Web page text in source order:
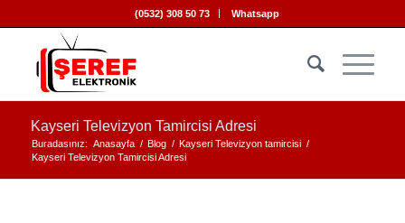
(0532) 308 50 73 Whatsapp
Kayseri Televizyon Tamircisi Adresi
Buradasınız: Anasayfa / Blog / Kayseri Televizyon tamircisi /
Kayseri Televizyon Tamircisi Adresi